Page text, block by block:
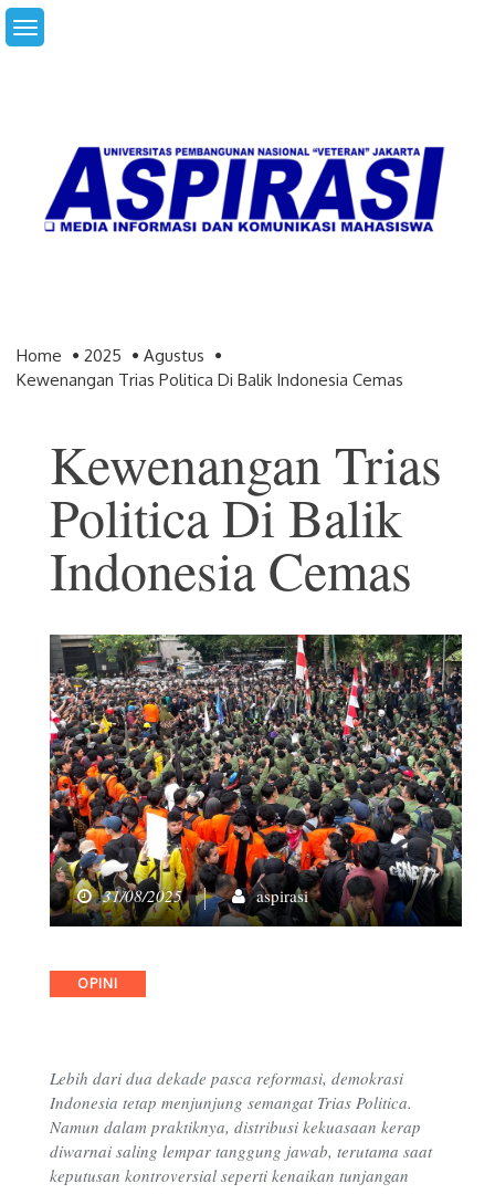
Skip
to
Home 2025
Agustus
Kewenangan Trias Politica Di Balik Indonesia Cemas
Kewenangan Trias
Politica Di Balik
Indonesia Cemas
31/08/2025 aspirasi
Categories
OPINI
Lebih dari dua dekade pasca reformasi, demokrasi
Indonesia tetap menjunjung semangat Trias Politica.
Namun dalam praktiknya, distribusi kekuasaan kerap
diwarnai saling lempar tanggung jawab, terutama saat
keputusan kontroversial seperti kenaikan tunjangan